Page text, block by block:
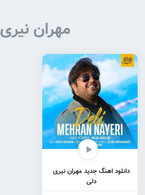
مهران نیری
دانلود اهنگ جدید مهران نیری
دلی